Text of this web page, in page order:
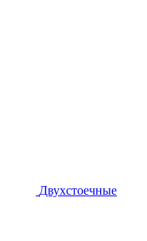
Двухстоечные